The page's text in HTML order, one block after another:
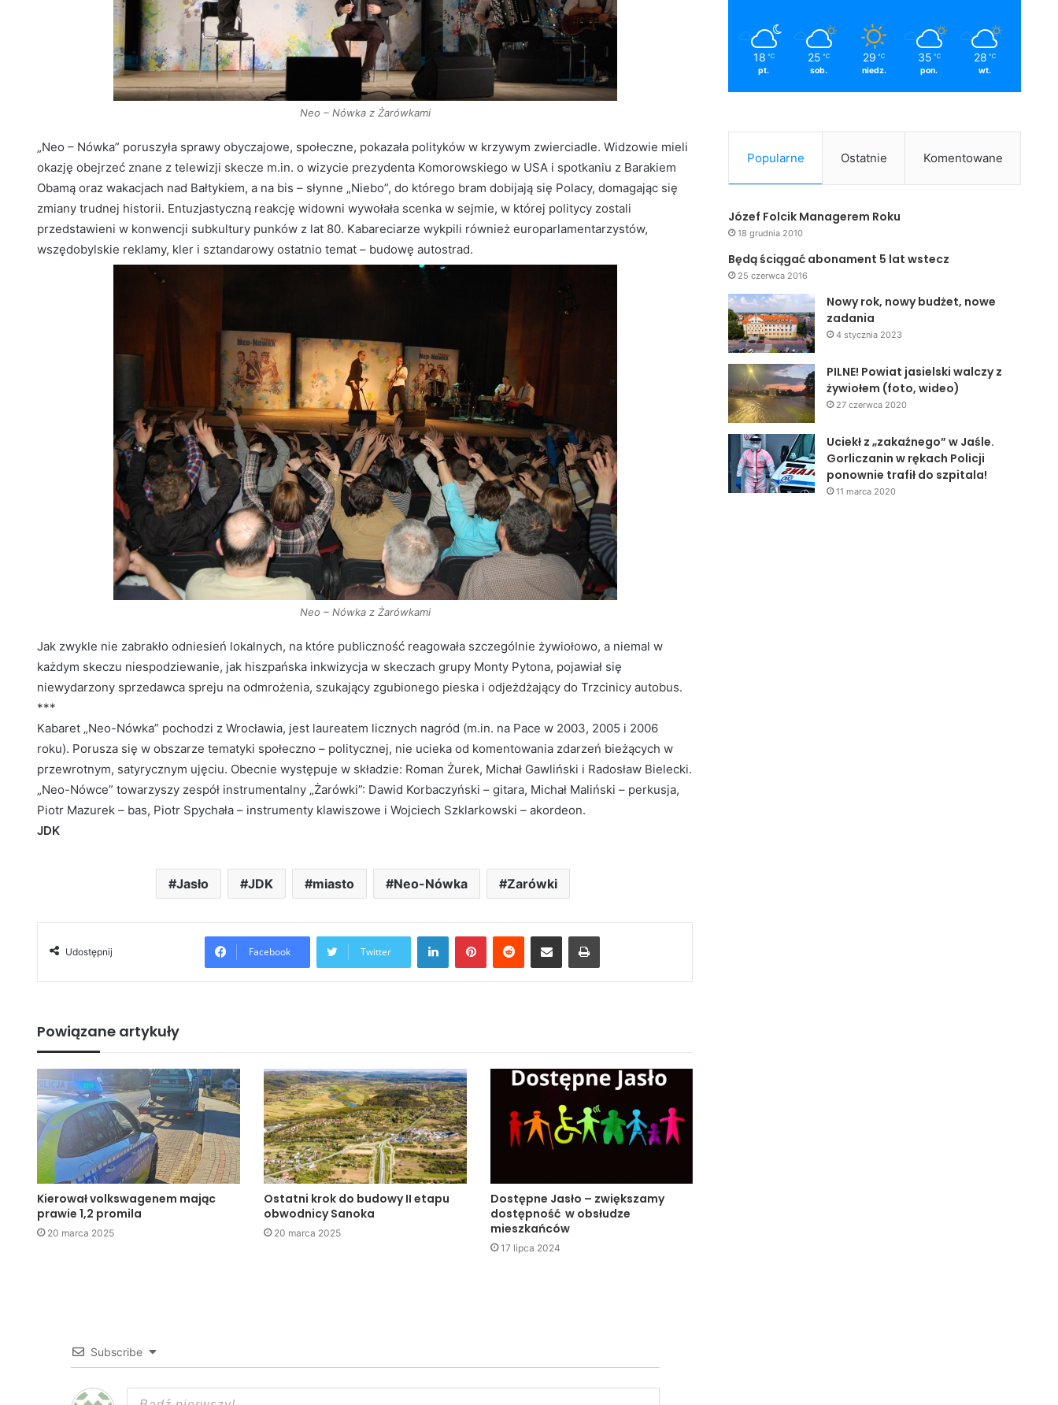
Neo – Nówka z Żarówkami
„Neo – Nówka” poruszyła sprawy obyczajowe, społeczne, pokazała polityków w krzywym zwierciadle. Widzowie mieli
okazję obejrzeć znane z telewizji skecze m.in. o wizycie prezydenta Komorowskiego w USA i spotkaniu z Barakiem
Obamą oraz wakacjach nad Bałtykiem, a na bis – słynne „Niebo”, do którego bram dobijają się Polacy, domagając się
zmiany trudnej historii. Entuzjastyczną reakcję widowni wywołała scenka w sejmie, w której politycy zostali
przedstawieni w konwencji subkultury punków z lat 80. Kabareciarze wykpili również europarlamentarzystów,
wszędobylskie reklamy, kler i sztandarowy ostatnio temat – budowę autostrad.
Neo – Nówka z Żarówkami
Jak zwykle nie zabrakło odniesień lokalnych, na które publiczność reagowała szczególnie żywiołowo, a niemal w
każdym skeczu niespodziewanie, jak hiszpańska inkwizycja w skeczach grupy Monty Pytona, pojawiał się
niewydarzony sprzedawca spreju na odmrożenia, szukający zgubionego pieska i odjeżdżający do Trzcinicy autobus.
***
Kabaret „Neo-Nówka” pochodzi z Wrocławia, jest laureatem licznych nagród (m.in. na Pace w 2003, 2005 i 2006
roku). Porusza się w obszarze tematyki społeczno – politycznej, nie ucieka od komentowania zdarzeń bieżących w
przewrotnym, satyrycznym ujęciu. Obecnie występuje w składzie: Roman Żurek, Michał Gawliński i Radosław Bielecki.
„Neo-Nówce” towarzyszy zespół instrumentalny „Żarówki”: Dawid Korbaczyński – gitara, Michał Maliński – perkusja,
Piotr Mazurek – bas, Piotr Spychała – instrumenty klawiszowe i Wojciech Szklarkowski – akordeon.
JDK
Jasło JDK miasto Neo-Nówka Zarówki
Udostępnij Facebook Twitter
LinkedIn
Powiązane artykuły
Kierował volkswagenem mając
prawie 1,2 promila
20 marca 2025
Ostatni krok do budowy II etapu
obwodnicy Sanoka
20 marca 2025
Dostępne Jasło – zwiększamy
dostępność w obsłudze
mieszkańców
17 lipca 2024
Subscribe
18 ℃
pt.
25 ℃
sob.
29 ℃
niedz.
35 ℃
pon.
28 ℃
wt.
Popularne Ostatnie Komentowane
Józef Folcik Managerem Roku
18 grudnia 2010
Będą ściągać abonament 5 lat wstecz
25 czerwca 2016
Nowy rok, nowy budżet, nowe
zadania
4 stycznia 2023
PILNE! Powiat jasielski walczy z
żywiołem (foto, wideo)
27 czerwca 2020
Uciekł z „zakaźnego” w Jaśle.
Gorliczanin w rękach Policji
ponownie trafił do szpitala!
11 marca 2020